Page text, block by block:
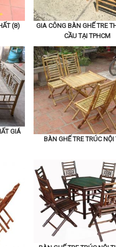
(8)
GIA CÔNG BÀN GHẾ TRE
CẦU TẠI TPHCM
GIÁ
BÀN GHẾ TRE TRÚC NỘI